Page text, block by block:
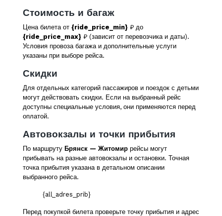
Стоимость и багаж
Цена билета от {ride_price_min} ₽ до
{ride_price_max} ₽ (зависит от перевозчика и даты).
Условия провоза багажа и дополнительные услуги
указаны при выборе рейса.
Скидки
Для отдельных категорий пассажиров и поездок с детьми
могут действовать скидки. Если на выбранный рейс
доступны специальные условия, они применяются перед
оплатой.
Автовокзалы и точки прибытия
По маршруту Брянск — Житомир рейсы могут
прибывать на разные автовокзалы и остановки. Точная
точка прибытия указана в детальном описании
выбранного рейса.
{all_adres_prib}
Перед покупкой билета проверьте точку прибытия и адрес